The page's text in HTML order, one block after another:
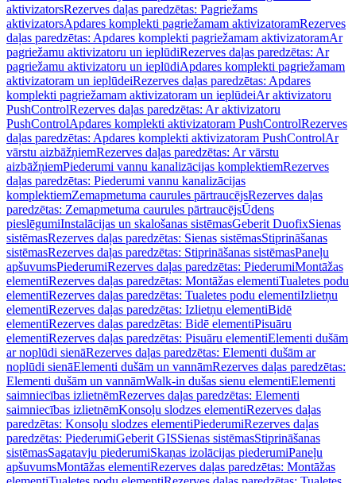
aktivizatorsRezerves daļas paredzētas: Pagriežams
aktivizatorsApdares komplekti pagriežamam aktivizatoramRezerves
daļas paredzētas: Apdares komplekti pagriežamam aktivizatoramAr
pagriežamu aktivizatoru un ieplūdiRezerves daļas paredzētas: Ar
pagriežamu aktivizatoru un ieplūdiApdares komplekti pagriežamam
aktivizatoram un ieplūdeiRezerves daļas paredzētas: Apdares
komplekti pagriežamam aktivizatoram un ieplūdeiAr aktivizatoru
PushControlRezerves daļas paredzētas: Ar aktivizatoru
PushControlApdares komplekti aktivizatoram PushControlRezerves
daļas paredzētas: Apdares komplekti aktivizatoram PushControlAr
vārstu aizbāžņiemRezerves daļas paredzētas: Ar vārstu
aizbāžņiemPiederumi vannu kanalizācijas komplektiemRezerves
daļas paredzētas: Piederumi vannu kanalizācijas
komplektiemZemapmetuma caurules pārtraucējsRezerves daļas
paredzētas: Zemapmetuma caurules pārtraucējsŪdens
pieslēgumiInstalācijas un skalošanas sistēmasGeberit DuofixSienas
sistēmasRezerves daļas paredzētas: Sienas sistēmasStiprināšanas
sistēmasRezerves daļas paredzētas: Stiprināšanas sistēmasPaneļu
apšuvumsPiederumiRezerves daļas paredzētas: PiederumiMontāžas
elementiRezerves daļas paredzētas: Montāžas elementiTualetes podu
elementiRezerves daļas paredzētas: Tualetes podu elementiIzlietņu
elementiRezerves daļas paredzētas: Izlietņu elementiBidē
elementiRezerves daļas paredzētas: Bidē elementiPisuāru
elementiRezerves daļas paredzētas: Pisuāru elementiElementi dušām
ar noplūdi sienāRezerves daļas paredzētas: Elementi dušām ar
noplūdi sienāElementi dušām un vannāmRezerves daļas paredzētas:
Elementi dušām un vannāmWalk-in dušas sienu elementiElementi
saimniecības izlietnēmRezerves daļas paredzētas: Elementi
saimniecības izlietnēmKonsoļu slodzes elementiRezerves daļas
paredzētas: Konsoļu slodzes elementiPiederumiRezerves daļas
paredzētas: PiederumiGeberit GISSienas sistēmasStiprināšanas
sistēmasSagatavju piederumiSkaņas izolācijas piederumiPaneļu
apšuvumsMontāžas elementiRezerves daļas paredzētas: Montāžas